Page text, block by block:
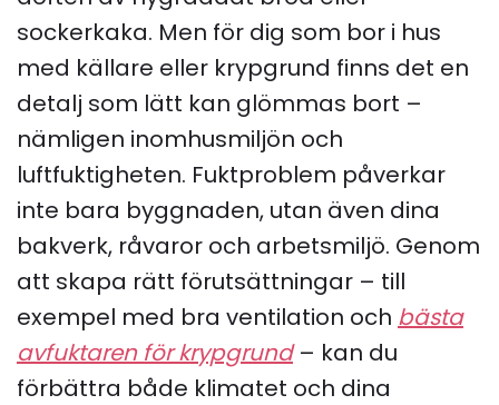
sockerkaka. Men för dig som bor i hus
med källare eller krypgrund finns det en
detalj som lätt kan glömmas bort –
nämligen inomhusmiljön och
luftfuktigheten. Fuktproblem påverkar
inte bara byggnaden, utan även dina
bakverk, råvaror och arbetsmiljö. Genom
att skapa rätt förutsättningar – till
exempel med bra ventilation och bästa
avfuktaren för krypgrund– kan du
förbättra både klimatet och dina